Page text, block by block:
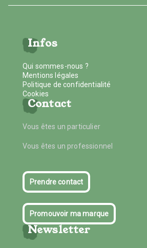
Infos
Qui sommes-nous ?
Mentions légales
Politique de confidentialité
Cookies
Contact
Vous êtes un particulier
Vous êtes un professionnel
Prendre contact
Promouvoir ma marque
Newsletter